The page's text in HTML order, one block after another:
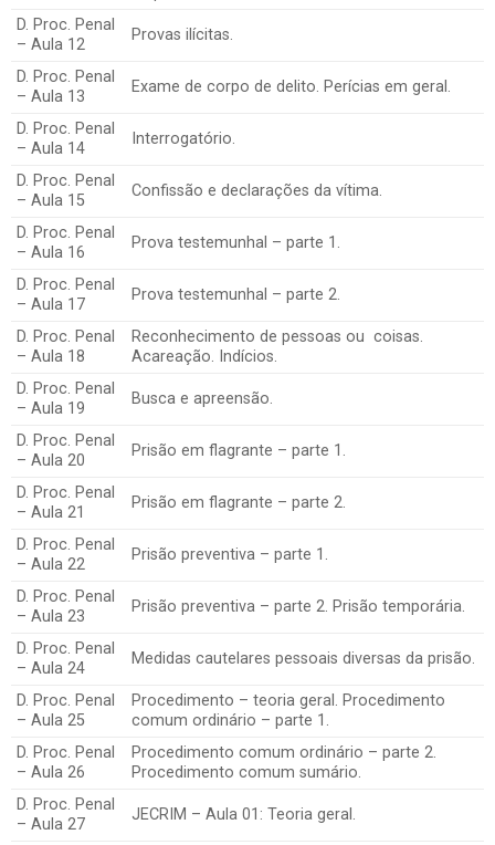
D. Proc. Penal
– Aula 12
Provas ilícitas.
D. Proc. Penal
– Aula 13
Exame de corpo de delito. Perícias em geral.
D. Proc. Penal
– Aula 14
Interrogatório.
D. Proc. Penal
– Aula 15
Confissão e declarações da vítima.
D. Proc. Penal
– Aula 16
Prova testemunhal – parte 1.
D. Proc. Penal
– Aula 17
Prova testemunhal – parte 2.
D. Proc. Penal
– Aula 18
Reconhecimento de pessoas ou coisas.
Acareação. Indícios.
D. Proc. Penal
– Aula 19
Busca e apreensão.
D. Proc. Penal
– Aula 20
Prisão em flagrante – parte 1.
D. Proc. Penal
– Aula 21
Prisão em flagrante – parte 2.
D. Proc. Penal
– Aula 22
Prisão preventiva – parte 1.
D. Proc. Penal
– Aula 23
Prisão preventiva – parte 2. Prisão temporária.
D. Proc. Penal
– Aula 24
Medidas cautelares pessoais diversas da prisão.
D. Proc. Penal
– Aula 25
Procedimento – teoria geral. Procedimento
comum ordinário – parte 1.
D. Proc. Penal
– Aula 26
Procedimento comum ordinário – parte 2.
Procedimento comum sumário.
D. Proc. Penal
– Aula 27
JECRIM – Aula 01: Teoria geral.